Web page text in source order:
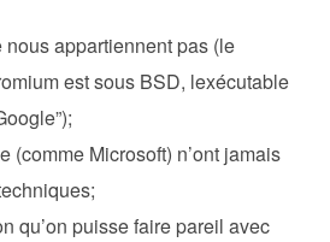
appartiennent pas (le
est sous BSD, lexécutable
(comme Microsoft) n’ont jamais
qu’on puisse faire pareil avec